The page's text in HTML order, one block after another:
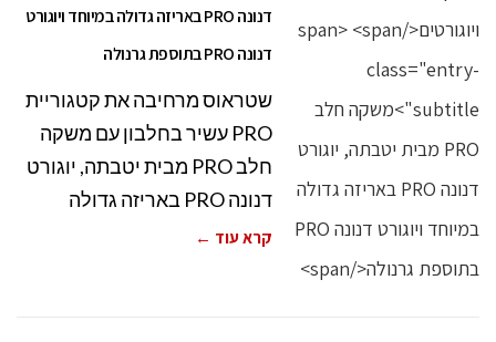
דנונה PRO באריזה גדולה במיוחד ויוגורט
דנונה PRO בתוספת גרנולה
שטראוס מרחיבה את קטגוריית
PRO עשיר בחלבון עם משקה
חלב PRO מבית יטבתה, יוגורט
דנונה PRO באריזה גדולה
קרא עוד ←